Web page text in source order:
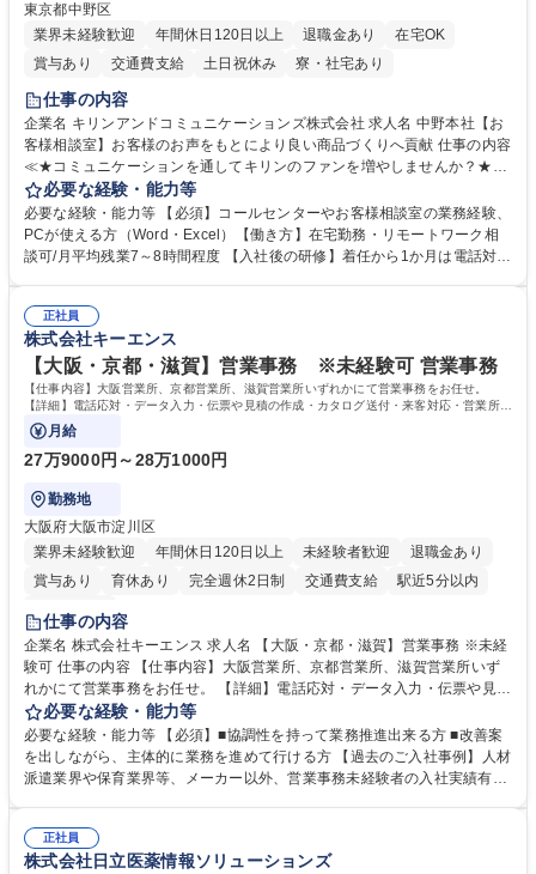
東京都中野区
業界未経験歓迎
年間休日120日以上 退職金あり
在宅OK
賞与あり
交通費支給 土日祝休み 寮・社宅あり
仕事の内容
企業名 キリンアンドコミュニケーションズ株式会社 求人名 中野本社【お
客様相談室】お客様のお声をもとにより良い商品づくりへ貢献 仕事の内容
≪★コミュニケーションを通してキリンのファンを増やしませんか？★≫
お客様のお声をより良い商品づくりに活かしていく上で、窓口となるお客
様相談室でのお仕事です。 日々お客様からいただくキリングループへのご
意見を、企業活動に活かしています。お客様からの声に迅速かつ誠意をも
って対応、情報提供するとともにグループ内活動に反映しています。 【具
平均100件前後■メール・手紙：同上40件前後 募集職種 中野本社【お客様
相談室】お客様のお声をもとにより良い商品づくりへ貢献
必要な経験・能力等
必要な経験・能力等 【必須】コールセンターやお客様相談室の業務経験、
PCが使える方（Word・Excel）【働き方】在宅勤務・リモートワーク相
談可/月平均残業7～8時間程度 【入社後の研修】着任から1か月は電話対応
すのでご安心ください。 【当社について】キリングループの広報機能を担
う会社として、お客様との出会いを大切にし、磨き上げたホスピタリティ
を込めてコミュニケーションをとりながら広報関連業務を行っておりま
す。 学歴・資格 学歴：大学院 大学 高専 短大 専修学校 高校 語学力： 資
格：
正社員
株式会社キーエンス
【大阪・京都・滋賀】営業事務 ※未経験可 営業事務
【仕事内容】大阪営業所、京都営業所、滋賀営業所いずれかにて営業事務をお任せ。
【詳細】電話応対・データ入力・伝票や見積の作成・カタログ送付・来客対応・営業所内
で発生する事務業務や業務改善をお任せ。
月給
27万9000円～28万1000円
勤務地
大阪府大阪市淀川区
業界未経験歓迎
年間休日120日以上 未経験者歓迎
退職金あり
賞与あり
育休あり 完全週休2日制 交通費支給
駅近5分以内
土日祝休み
仕事の内容
企業名 株式会社キーエンス 求人名 【大阪・京都・滋賀】営業事務 ※未経
験可 仕事の内容 【仕事内容】大阪営業所、京都営業所、滋賀営業所いず
れかにて営業事務をお任せ。 【詳細】電話応対・データ入力・伝票や見積
の作成・カタログ送付・来客対応・営業所内で発生する事務業務や業務改
善をお任せ。 【教育制度】ご入社後、育成担当とペアになりながらOJTに
て業務を覚えていただくことが可能です。業務システムがきちんと構築さ
れているため、スムーズに仕事に慣れることができる環境です。また、
募集職種 【大阪・京都・滋賀】営業事務 ※未経験可
必要な経験・能力等
必要な経験・能力等 【必須】■協調性を持って業務推進出来る方 ■改善案
を出しながら、主体的に業務を進めて行ける方 【過去のご入社事例】人材
派遣業界や保育業界等、メーカー以外、営業事務未経験者の入社実績有
えて、お客様や社員の状況に合わせ、能動的なサポート、改善の動きも期
待され。組織を支えるスペシャリストとして、チームに貢献し、結果的に
正社員
株式会社日立医薬情報ソリューションズ